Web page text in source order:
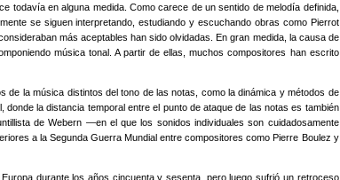
en alguna medida. Como carece de un sentido de melodía definida,
se siguen interpretando, estudiando y escuchando obras como Pierrot
más aceptables han sido olvidadas. En gran medida, la causa de
música tonal. A partir de ellas, muchos compositores han escrito
la música distintos del tono de las notas, como la dinámica y métodos de
la distancia temporal entre el punto de ataque de las notas es también
de Webern —en el que los sonidos individuales son cuidadosamente
a la Segunda Guerra Mundial entre compositores como Pierre Boulez y
durante los años cincuenta y sesenta, pero luego sufrió un retroceso